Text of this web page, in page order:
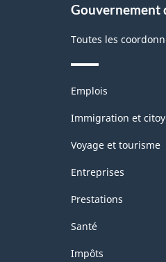
-
Structure
de
la
Gouvernement
Toutes les
Thèmes
sujets
Emplois
Immigration et
Voyage et tourisme
Entreprises
Prestations
Santé
Impôts